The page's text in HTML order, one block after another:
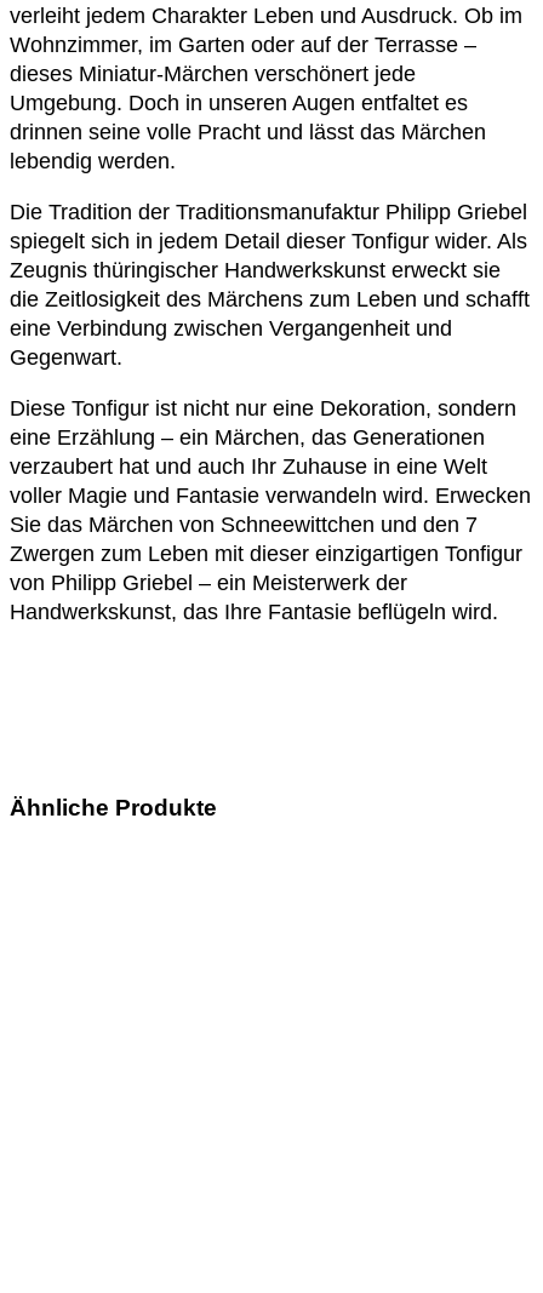
verleiht jedem Charakter Leben und Ausdruck. Ob im
Wohnzimmer, im Garten oder auf der Terrasse –
dieses Miniatur-Märchen verschönert jede
Umgebung. Doch in unseren Augen entfaltet es
drinnen seine volle Pracht und lässt das Märchen
lebendig werden.
Die Tradition der Traditionsmanufaktur Philipp Griebel
spiegelt sich in jedem Detail dieser Tonfigur wider. Als
Zeugnis thüringischer Handwerkskunst erweckt sie
die Zeitlosigkeit des Märchens zum Leben und schafft
eine Verbindung zwischen Vergangenheit und
Gegenwart.
Diese Tonfigur ist nicht nur eine Dekoration, sondern
eine Erzählung – ein Märchen, das Generationen
verzaubert hat und auch Ihr Zuhause in eine Welt
voller Magie und Fantasie verwandeln wird. Erwecken
Sie das Märchen von Schneewittchen und den 7
Zwergen zum Leben mit dieser einzigartigen Tonfigur
von Philipp Griebel – ein Meisterwerk der
Handwerkskunst, das Ihre Fantasie beflügeln wird.
Ähnliche Produkte